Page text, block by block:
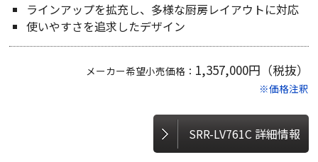
ラインアップを拡充し、多様な厨房レイアウトに対応
使いやすさを追求したデザイン
メーカー希望小売価格： 1,357,000円（税抜）
※価格注釈
SRR-LV761C 詳細情報